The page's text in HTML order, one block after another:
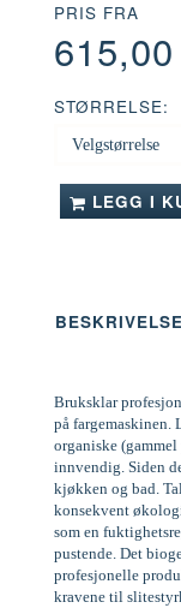
PRIS FRA
STØRRELSE:
LEGG I
BESKRIVELSE
Bruksklar
på fargemaskinen.
organiske
innvendig. Siden
kjøkken og bad.
konsekvent
som en
pustende. Det
profesjonelle
kravene til